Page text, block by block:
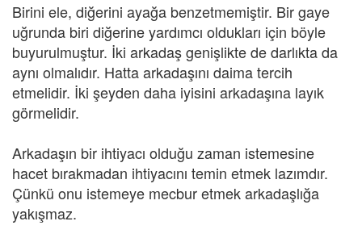
Birini ele, diğerini ayağa benzetmemiştir. Bir gaye
uğrunda biri diğerine yardımcı oldukları için böyle
buyurulmuştur. İki arkadaş genişlikte de darlıkta da
aynı olmalıdır. Hatta arkadaşını daima tercih
etmelidir. İki şeyden daha iyisini arkadaşına layık
görmelidir.
Arkadaşın bir ihtiyacı olduğu zaman istemesine
hacet bırakmadan ihtiyacını temin etmek lazımdır.
Çünkü onu istemeye mecbur etmek arkadaşlığa
yakışmaz.